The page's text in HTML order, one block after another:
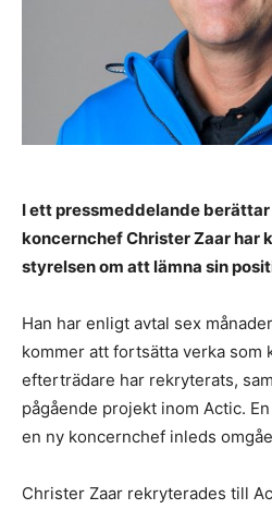
I ett pressmeddelande
koncernchef Christer Zaar har
styrelsen om att lämna sin
Han har enligt avtal sex
kommer att fortsätta verka som
efterträdare har rekryterats,
pågående projekt inom Actic.
en ny koncernchef inleds
Christer Zaar rekryterades till